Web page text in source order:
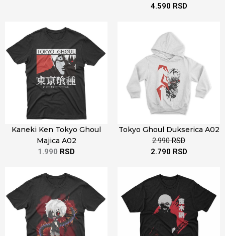
4.590 RSD
Kaneki Ken Tokyo Ghoul
Majica A02
1.990 RSD
Tokyo Ghoul Dukserica A02
2.990RSD
2.790 RSD